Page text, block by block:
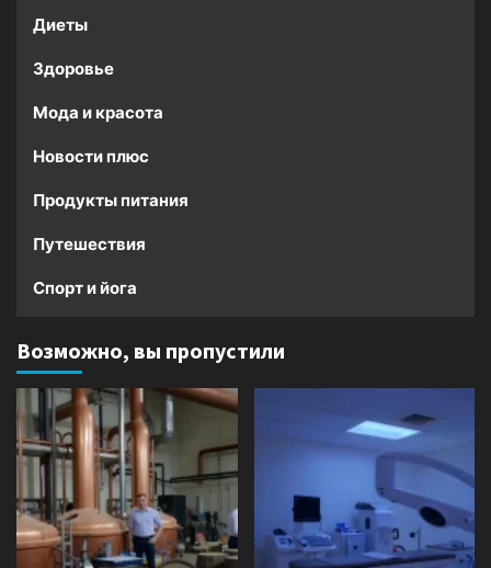
Диеты
Здоровье
Мода и красота
Новости плюс
Продукты питания
Путешествия
Спорт и йога
Возможно, вы пропустили